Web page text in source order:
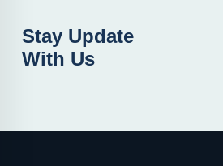
Stay Update
With Us